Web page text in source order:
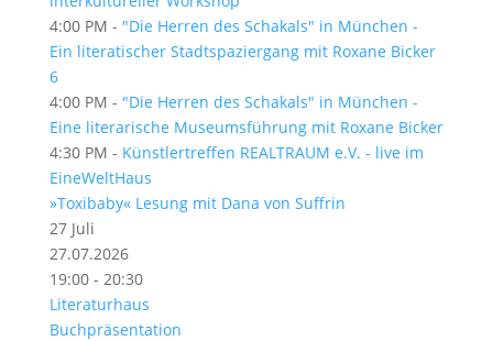
4:00 PM - "Die Herren des Schakals" in München -
Ein literatischer Stadtspaziergang mit Roxane Bicker
6
4:00 PM - "Die Herren des Schakals" in München -
Eine literarische Museumsführung mit Roxane Bicker
4:30 PM - Künstlertreffen REALTRAUM e.V. - live im
EineWeltHaus
»Toxibaby« Lesung mit Dana von Suffrin
27 Juli
27.07.2026
19:00 - 20:30
Literaturhaus
Buchpräsentation